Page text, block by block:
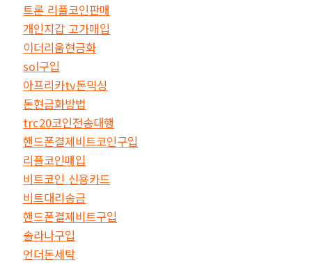
트론 리플코인판매
개인지갑 고가매입
이더리움현금화
sol구입
아프리카tv돈믹싱
돈현금화방법
trc20코인전송대행
핸드폰결제비트코인구입
리플코인매입
비트코인 신용카드
비트대리송금
핸드폰결제비트구입
솔라나구입
언더돈세탁